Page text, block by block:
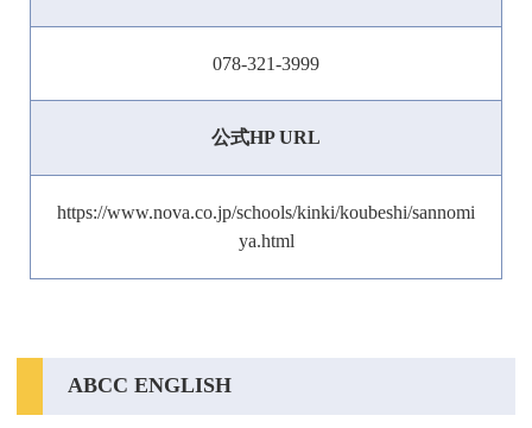
078-321-3999
公式HP URL
https://www.nova.co.jp/schools/kinki/koubeshi/sannomi
ya.html
ABCC ENGLISH